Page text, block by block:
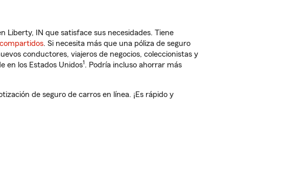
Liberty, IN que satisface sus necesidades. Tiene
. Si necesita más que una póliza de seguro
conductores, viajeros de negocios, coleccionistas y
en los Estados Unidos1. Podría incluso ahorrar más
de seguro de carros en línea. ¡Es rápido y